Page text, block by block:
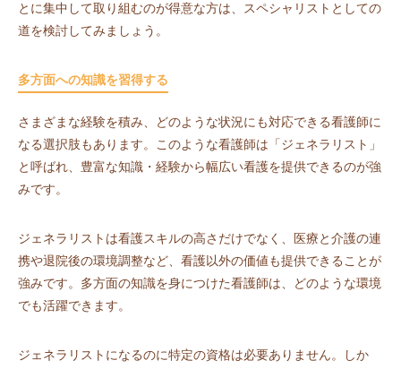
とに集中して取り組むのが得意な方は、スペシャリストとしての
道を検討してみましょう。
多方面への知識を習得する
さまざまな経験を積み、どのような状況にも対応できる看護師に
なる選択肢もあります。このような看護師は「ジェネラリスト」
と呼ばれ、豊富な知識・経験から幅広い看護を提供できるのが強
みです。
ジェネラリストは看護スキルの高さだけでなく、医療と介護の連
携や退院後の環境調整など、看護以外の価値も提供できることが
強みです。多方面の知識を身につけた看護師は、どのような環境
でも活躍できます。
ジェネラリストになるのに特定の資格は必要ありません。しか